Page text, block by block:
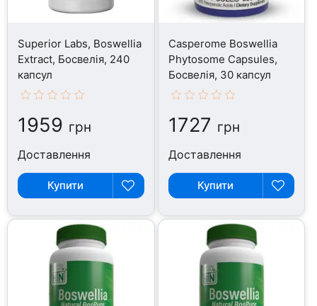
Superior Labs, Boswellia
Extract, Босвелія, 240
капсул
1959 грн
Доставлення
Купити
Casperome Boswellia
Phytosome Capsules,
Босвелія, 30 капсул
1727 грн
Доставлення
Купити